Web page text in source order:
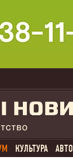
КУЛЬТУРА АВТО